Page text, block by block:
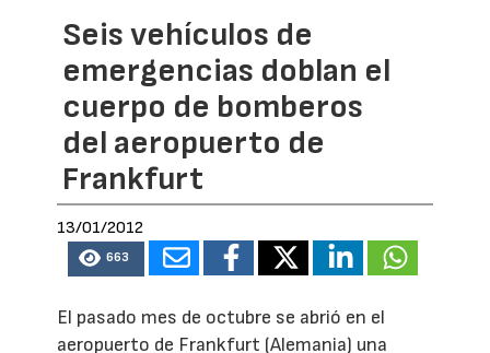
Seis vehículos de
emergencias doblan el
cuerpo de bomberos
del aeropuerto de
Frankfurt
13/01/2012
663
El pasado mes de octubre se abrió en el
aeropuerto de Frankfurt (Alemania) una